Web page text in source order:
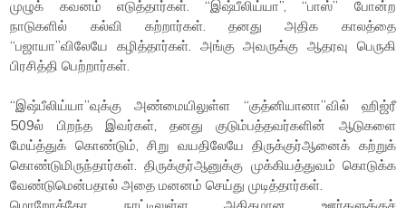
முழுக் கவனம் எடுத்தார்கள். “இஷ்பீலிய்யா”, “பாஸ்” போன்ற
நாடுகளில் கல்வி கற்றார்கள். தனது அதிக காலத்தை
“பஜாயா”விலேயே கழித்தார்கள். அங்கு அவருக்கு ஆதரவு பெருகி
பிரசித்தி பெற்றார்கள்.
“இஷ்பீலிய்யா”வுக்கு அண்மையிலுள்ள “குத்னியானா”வில் ஹிஜ்ரீ
509ல் பிறந்த இவர்கள், தனது குடும்பத்தவர்களின் ஆடுகளை
மேய்த்துக் கொண்டும், சிறு வயதிலேயே திருக்குர்ஆனைக் கற்றுக்
கொண்டுமிருந்தார்கள். திருக்குர்ஆனுக்கு முக்கியத்துவம் கொடுக்க
வேண்டுமென்பதால் அதை மனனம் செய்து முடித்தார்கள்.